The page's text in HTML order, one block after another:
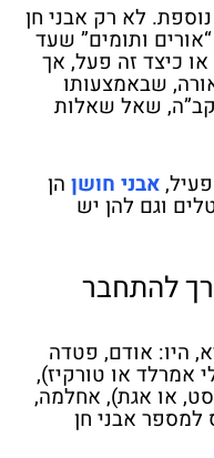
לא רק אבני חן
ותומים” שעד
או כיצד זה פעל, אך
שבאמצעותו
שאל שאלות
אבני חושן הן
וגם להן יש
להתחבר
היו: אודם, פטדה
אמרלד או טורקיז),
או אגת), אחלמה,
אבני חן